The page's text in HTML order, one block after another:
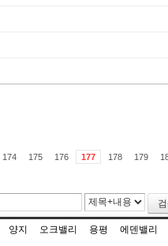
174 175 176 177 178 179
양지 오크밸리 용평 에덴밸리